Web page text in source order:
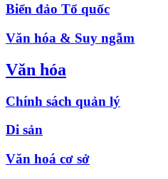
Biển đảo Tổ quốc
Văn hóa & Suy ngẫm
Văn hóa
Chính sách quản lý
Di sản
Văn hoá cơ sở